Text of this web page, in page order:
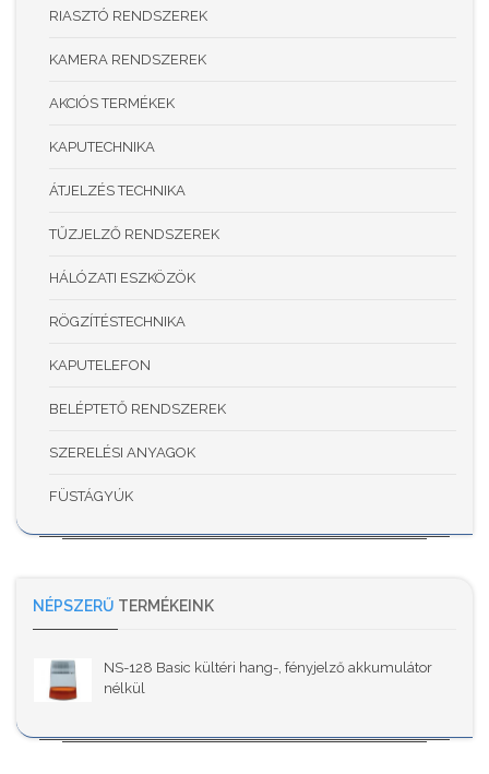
RIASZTÓ RENDSZEREK
KAMERA RENDSZEREK
AKCIÓS TERMÉKEK
KAPUTECHNIKA
ÁTJELZÉS TECHNIKA
TŰZJELZŐ RENDSZEREK
HÁLÓZATI ESZKÖZÖK
RÖGZÍTÉSTECHNIKA
KAPUTELEFON
BELÉPTETŐ RENDSZEREK
SZERELÉSI ANYAGOK
FÜSTÁGYÚK
NÉPSZERŰ TERMÉKEINK
NS-128 Basic kültéri hang-, fényjelző akkumulátor
nélkül